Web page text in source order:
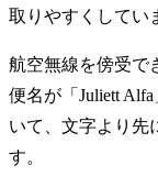
取りやすくしてい
航空無線を傍受で
便名が「Juliett
いて、文字より先
す。